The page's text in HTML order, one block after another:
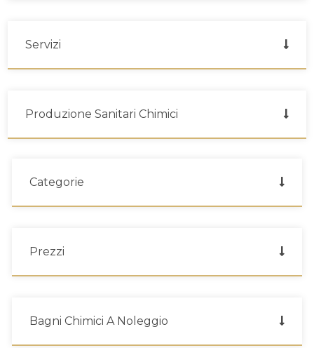
Servizi
Produzione Sanitari Chimici
Categorie
Prezzi
Bagni Chimici A Noleggio